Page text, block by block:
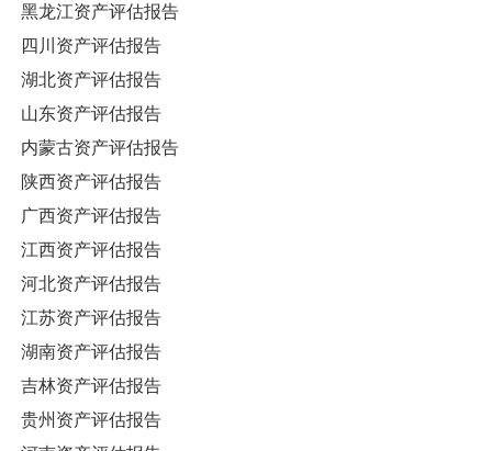
黑龙江资产评估报告
四川资产评估报告
湖北资产评估报告
山东资产评估报告
内蒙古资产评估报告
陕西资产评估报告
广西资产评估报告
江西资产评估报告
河北资产评估报告
江苏资产评估报告
湖南资产评估报告
吉林资产评估报告
贵州资产评估报告